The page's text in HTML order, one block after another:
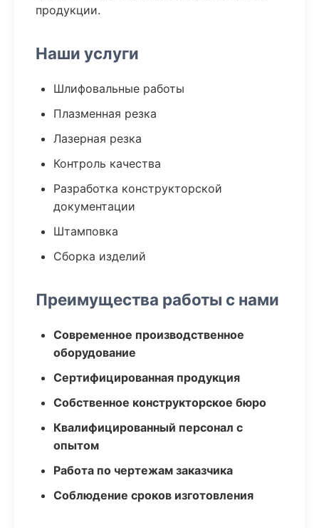
продукции.
Наши услуги
Шлифовальные работы
Плазменная резка
Лазерная резка
Контроль качества
Разработка конструкторской
документации
Штамповка
Сборка изделий
Преимущества работы с нами
Современное производственное
оборудование
Сертифицированная продукция
Собственное конструкторское бюро
Квалифицированный персонал с
опытом
Работа по чертежам заказчика
Соблюдение сроков изготовления